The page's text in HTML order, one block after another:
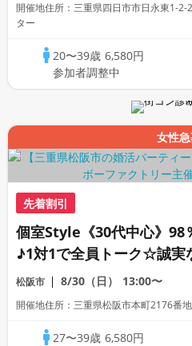
開催地住所：三重県四日市市日永東1-
ター
20〜39歳 6,580円
参加者調整中
女性
先着割引
個室Style《30代中心》98
♪1対1で全員トーク☆誠実
ーティー
松阪市 8/30（日） 13:00〜
開催地住所：三重県松阪市本町2176番
27〜39歳 6,580円